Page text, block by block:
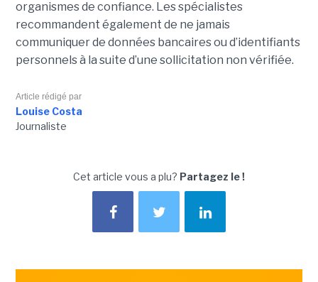
organismes de confiance. Les spécialistes
recommandent également de ne jamais
communiquer de données bancaires ou d’identifiants
personnels à la suite d’une sollicitation non vérifiée.
Article rédigé par
Louise Costa
Journaliste
Cet article vous a plu? Partagez le !